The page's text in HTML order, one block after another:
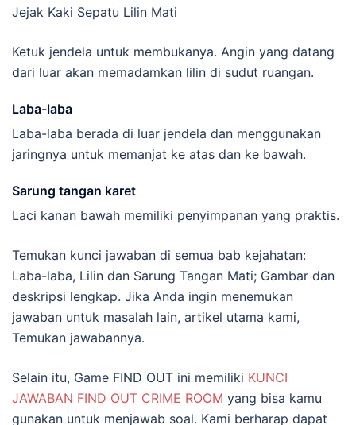
Jejak Kaki Sepatu Lilin Mati
Ketuk jendela untuk membukanya. Angin yang datang
dari luar akan memadamkan lilin di sudut ruangan.
Laba-laba
Laba-laba berada di luar jendela dan menggunakan
jaringnya untuk memanjat ke atas dan ke bawah.
Sarung tangan karet
Laci kanan bawah memiliki penyimpanan yang praktis.
Temukan kunci jawaban di semua bab kejahatan:
Laba-laba, Lilin dan Sarung Tangan Mati; Gambar dan
deskripsi lengkap. Jika Anda ingin menemukan
jawaban untuk masalah lain, artikel utama kami,
Temukan jawabannya.
Selain itu, Game FIND OUT ini memiliki KUNCI
JAWABAN FIND OUT CRIME ROOM yang bisa kamu
gunakan untuk menjawab soal. Kami berharap dapat